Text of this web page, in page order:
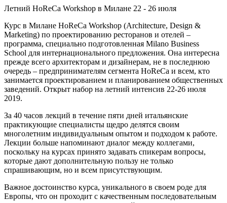
Летний HoReCa Workshop в Милане 22 - 26 июля
Курс в Милане HoReCa Workshop (Architecture, Design &
Marketing) по проектированию ресторанов и отелей –
программа, специально подготовленная Milano Business
School для интернационального предложения. Она интересна
прежде всего архитекторам и дизайнерам, не в последнюю
очередь – предпринимателям сегмента HoReCa и всем, кто
занимается проектированием и планированием общественных
заведений. Открыт набор на летний интенсив 22-26 июля
2019.
За 40 часов лекций в течение пяти дней итальянские
практикующие специалисты щедро делятся своим
многолетним индивидуальным опытом и подходом к работе.
Лекции больше напоминают диалог между коллегами,
поскольку на курсах принято задавать спикерам вопросы,
которые дают дополнительную пользу не только
спрашивающим, но и всем присутствующим.
Важное достоинство курса, уникального в своем роде для
Европы, что он проходит с качественным последовательным